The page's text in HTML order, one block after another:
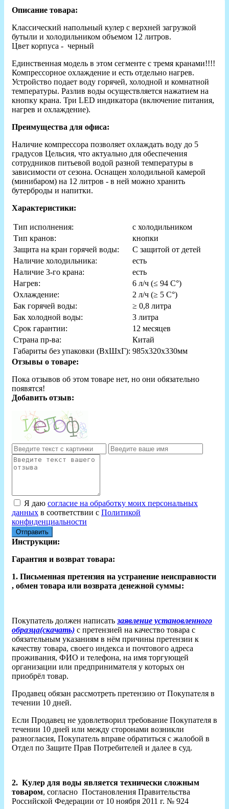
Описание товара:
Классический напольный кулер с верхней загрузкой
бутыли и холодильником объемом 12 литров.
Цвет корпуса - черный
Единственная модель в этом сегменте с тремя кранами!!!!
Компрессорное охлаждение и есть отдельно нагрев.
Устройство подает воду горячей, холодной и комнатной
температуры. Разлив воды осуществляется нажатием на
кнопку крана. Три LED индикатора (включение питания,
нагрев и охлаждение).
Преимущества для офиса:
Наличие компрессора позволяет охлаждать воду до 5
градусов Цельсия, что актуально для обеспечения
сотрудников питьевой водой разной температуры в
зависимости от сезона. Оснащен холодильной камерой
(минибаром) на 12 литров - в ней можно хранить
бутерброды и напитки.
Характеристики:
Тип исполнения:
с холодильником
Тип кранов:
кнопки
Защита на кран горячей воды:
С защитой от детей
Наличие холодильника:
есть
Наличие 3-го крана:
есть
Нагрев:
6 л/ч (≤ 94 C°)
Охлаждение:
2 л/ч (≥ 5 C°)
Бак горячей воды:
≥ 0,8 литра
Бак холодной воды:
3 литра
Срок гарантии:
12 месяцев
Страна пр-ва:
Китай
Габариты без упаковки (ВxШxГ): 985х320х330мм
Отзывы о товаре:
Пока отзывов об этом товаре нет, но они обязательно
появятся!
Добавить отзыв:
Я даю согласие на обработку моих персональных
данных в соответствии с Политикой
конфиденциальности
Отправить
Инструкции:
Гарантия и возврат товара:
1. Письменная претензия на устранение неисправности
, обмен товара или возврата денежной суммы:
Покупатель должен написать заявление установленного
образца(скачать) с претензией на качество товара с
обязательным указаниям в нём причины претензии к
качеству товара, своего индекса и почтового адреса
проживания, ФИО и телефона, на имя торгующей
организации или предпринимателя у которых он
приобрёл товар.
Продавец обязан рассмотреть претензию от Покупателя в
течении 10 дней.
Если Продавец не удовлетворил требование Покупателя в
течении 10 дней или между сторонами возникли
разногласия, Покупатель вправе обратиться с жалобой в
Отдел по Защите Прав Потребителей и далее в суд.
2. Кулер для воды является технически сложным
товаром, согласно Постановления Правительства
Российской Федерации от 10 ноября 2011 г. № 924